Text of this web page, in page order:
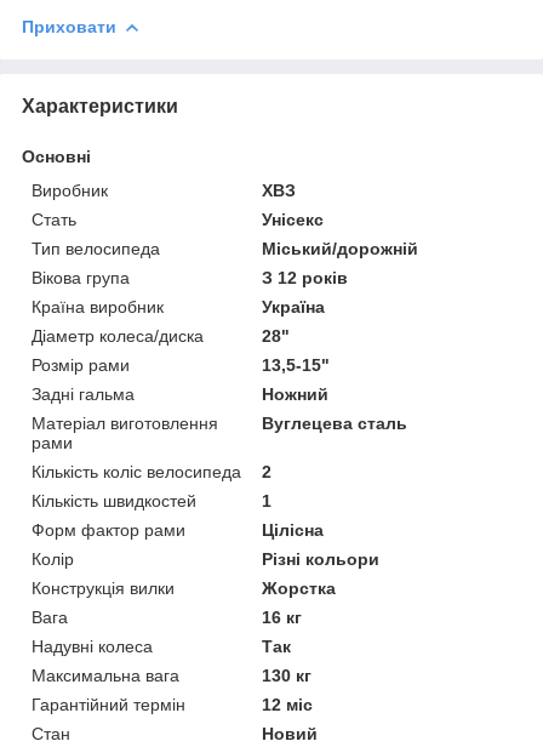
Приховати
Характеристики
Основні
Виробник
ХВЗ
Стать
Унісекс
Тип велосипеда
Міський/дорожній
Вікова група
З 12 років
Країна виробник
Україна
Діаметр колеса/диска
28"
Розмір рами
13,5-15"
Задні гальма
Ножний
Матеріал виготовлення
рами
Вуглецева сталь
Кількість коліс велосипеда
2
Кількість швидкостей
1
Форм фактор рами
Цілісна
Колір
Різні кольори
Конструкція вилки
Жорстка
Вага
16 кг
Надувні колеса
Так
Максимальна вага
130 кг
Гарантійний термін
12 міс
Стан
Новий